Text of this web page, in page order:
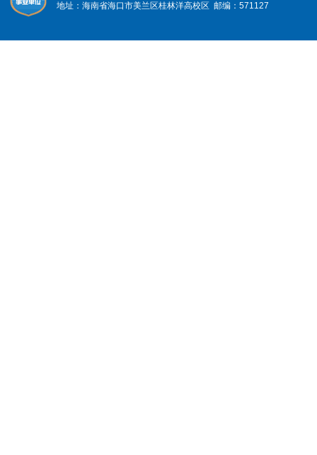
地址：海南省海口市美兰区桂林洋高校区 邮编：571127